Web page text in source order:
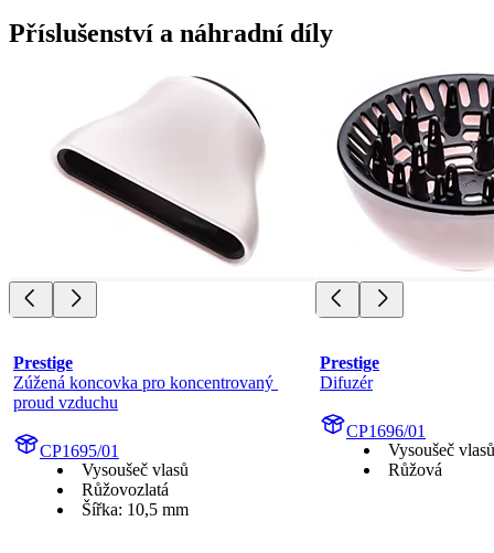
Příslušenství a náhradní díly
Prestige
Zúžená koncovka pro koncentrovaný
proud vzduchu
CP1695/01
Vysoušeč vlasů
Růžovozlatá
Šířka: 10,5 mm
Prestige
Difuzér
CP1696/01
Vysoušeč vlasů
Růžová